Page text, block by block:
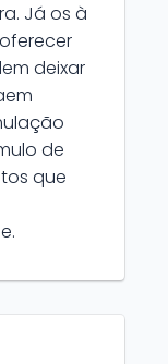
Já os à
deixar
de
que